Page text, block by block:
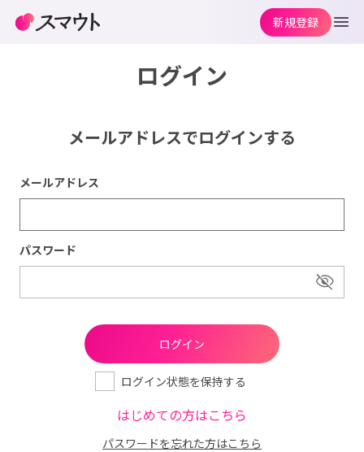
ログイン
メールアドレスでログインする
メールアドレス
パスワード
ログイン状態を保持する
はじめての方はこちら
パスワードを忘れた方はこちら
新規登録